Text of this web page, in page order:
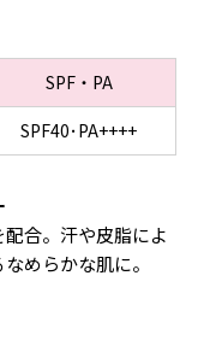
SPF・PA
SPF40･PA++++
合。汗や皮脂によ
めらかな肌に。